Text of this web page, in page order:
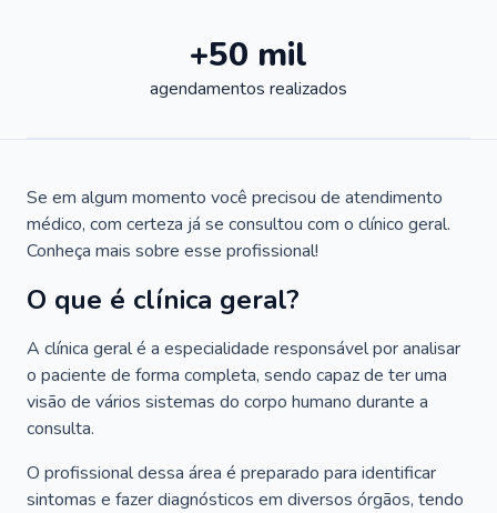
+50 mil
agendamentos realizados
Se em algum momento você precisou de atendimento
médico, com certeza já se consultou com o clínico geral.
Conheça mais sobre esse profissional!
O que é clínica geral?
A clínica geral é a especialidade responsável por analisar
o paciente de forma completa, sendo capaz de ter uma
visão de vários sistemas do corpo humano durante a
consulta.
O profissional dessa área é preparado para identificar
sintomas e fazer diagnósticos em diversos órgãos, tendo